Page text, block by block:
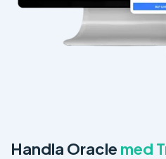
Handla Oracle med